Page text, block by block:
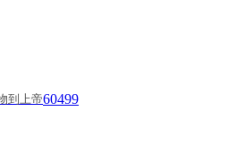
到上帝60499